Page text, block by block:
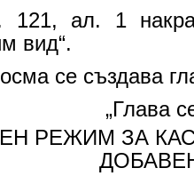
ал. 1
вид“.
се създава
„Глава
РЕЖИМ ЗА